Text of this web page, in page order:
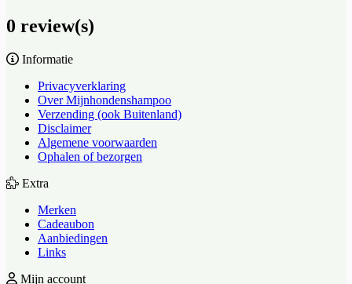
0 review(s)
Informatie
Privacyverklaring
Over Mijnhondenshampoo
Verzending (ook Buitenland)
Disclaimer
Algemene voorwaarden
Ophalen of bezorgen
Extra
Merken
Cadeaubon
Aanbiedingen
Links
Mijn account